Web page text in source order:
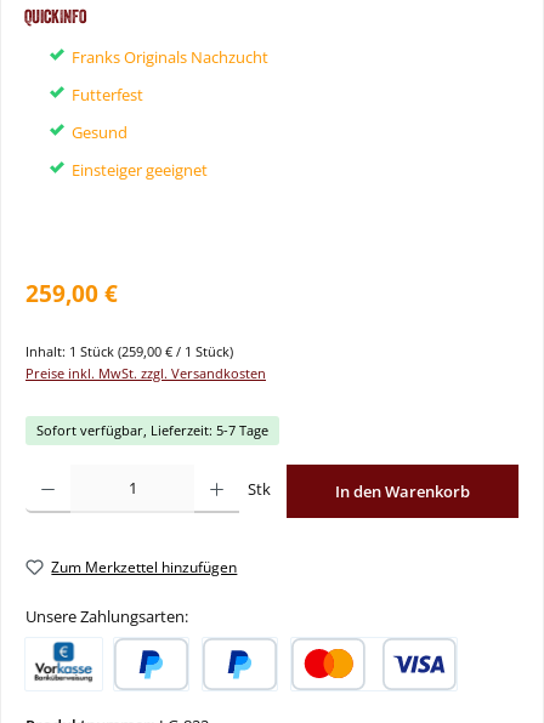
QuickInfo
Franks Originals Nachzucht
Futterfest
Gesund
Einsteiger geeignet
259,00 €
Inhalt: 1 Stück (259,00 € / 1 Stück)
Preise inkl. MwSt. zzgl. Versandkosten
Sofort verfügbar, Lieferzeit: 5-7 Tage
Stk In den Warenkorb
Zum Merkzettel hinzufügen
Unsere Zahlungsarten: